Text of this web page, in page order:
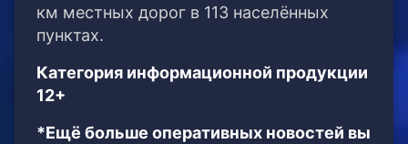
км местных дорог в 113 населённых
пунктах.
Категория информационной продукции
12+
*Ещё больше оперативных новостей вы